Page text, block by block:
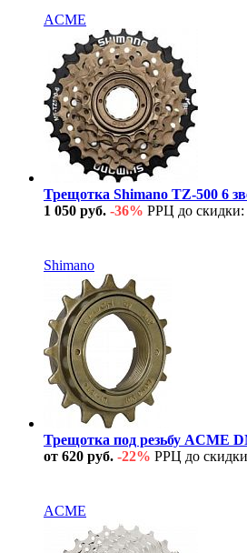
ACME
Трещотка Shimano TZ-500 6
1 050 руб. -36% РРЦ до скидки:
Shimano
Трещотка под резьбу ACME
от 620 руб. -22% РРЦ до
ACME